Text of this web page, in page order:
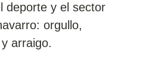
deporte y el sector
orgullo,
arraigo.